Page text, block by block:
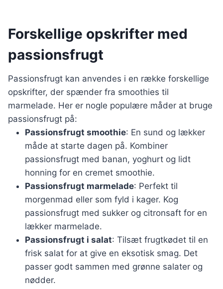
Forskellige opskrifter med
passionsfrugt
Passionsfrugt kan anvendes i en række forskellige
opskrifter, der spænder fra smoothies til
marmelade. Her er nogle populære måder at bruge
passionsfrugt på:
Passionsfrugt smoothie: En sund og lækker
måde at starte dagen på. Kombiner
passionsfrugt med banan, yoghurt og lidt
honning for en cremet smoothie.
Passionsfrugt marmelade: Perfekt til
morgenmad eller som fyld i kager. Kog
passionsfrugt med sukker og citronsaft for en
lækker marmelade.
Passionsfrugt i salat: Tilsæt frugtkødet til en
frisk salat for at give en eksotisk smag. Det
passer godt sammen med grønne salater og
nødder.